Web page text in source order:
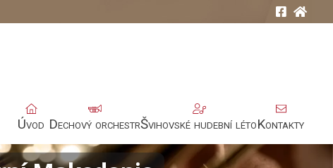
Úvod Dechový orchestrŠvihovské hudební létoKontakty